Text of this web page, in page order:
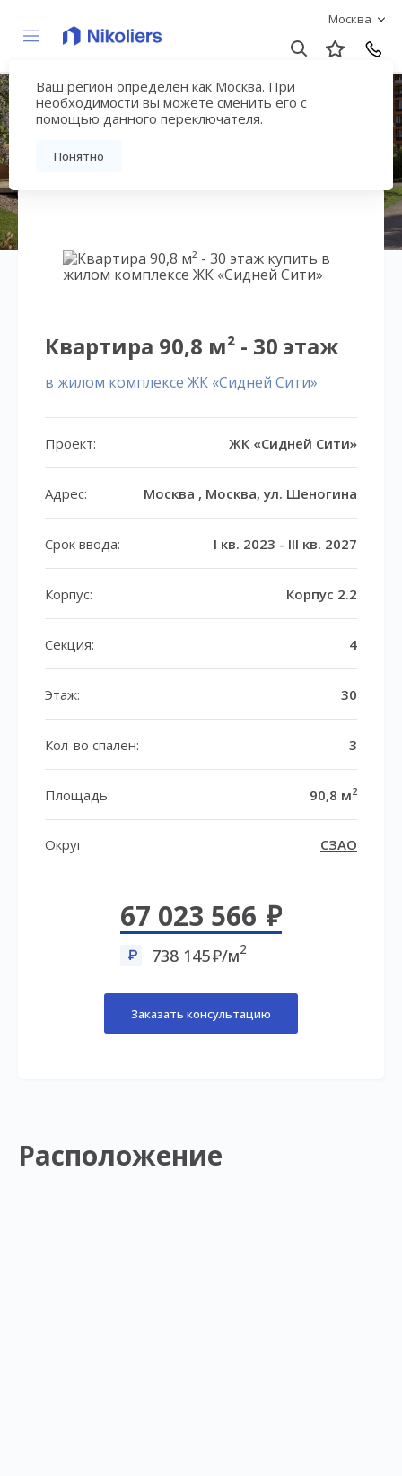
Москва
Ваш регион определен как Москва. При
необходимости вы можете сменить его с
помощью данного переключателя.
Понятно
ЖК «Сидней Сити»
Вернуться на страницу жилого комплекса
Квартира 90,8 м² - 30 этаж
в жилом комплексе ЖК «Сидней Сити»
Проект: ЖК «Сидней Сити»
Адрес: Москва , Москва, ул. Шеногина
Срок ввода: I кв. 2023 - III кв. 2027
Корпус: Корпус 2.2
Секция: 4
Этаж: 30
Кол-во спален: 3
Площадь: 90,8 м2
Округ СЗАО
67 023 566
738 145 /м2
Заказать консультацию
Расположение